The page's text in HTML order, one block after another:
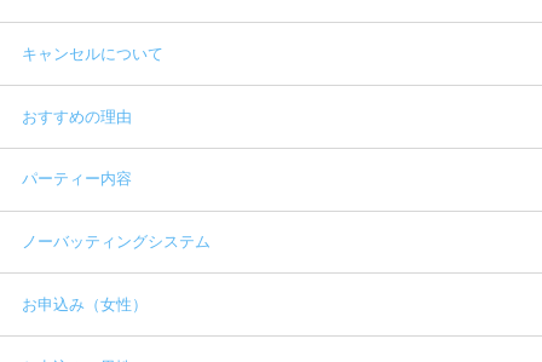
キャンセルについて
おすすめの理由
パーティー内容
ノーバッティングシステム
お申込み（女性）